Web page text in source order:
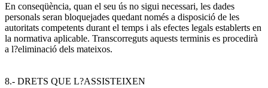
En conseqüència, quan el seu ús no sigui necessari, les dades
personals seran bloquejades quedant només a disposició de les
autoritats competents durant el temps i als efectes legals establerts en
la normativa aplicable. Transcorreguts aquests terminis es procedirà
a l?eliminació dels mateixos.
8.- DRETS QUE L?ASSISTEIXEN